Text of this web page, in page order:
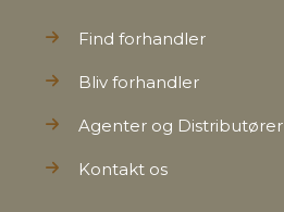
Find forhandler
Bliv forhandler
Agenter og Distributører
Kontakt os